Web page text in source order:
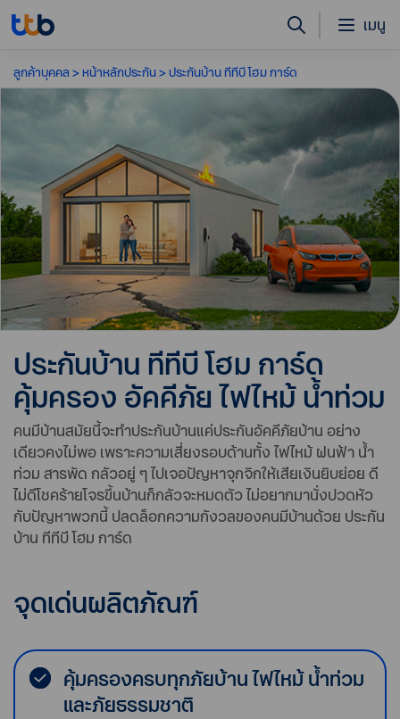
เมนู
ลูกค้าบุคคล หน้าหลักประกัน ประกันบ้าน ทีทีบี โฮม การ์ด
ประกันบ้าน ทีทีบี โฮม การ์ด
คุ้มครอง อัคคีภัย ไฟไหม้ น้ำท่วม
คนมีบ้านสมัยนี้จะทำประกันบ้านแค่ประกันอัคคีภัยบ้าน อย่าง
เดียวคงไม่พอ เพราะความเสี่ยงรอบด้านทั้ง ไฟไหม้ ฝนฟ้า น้ำ
ท่วม สารพัด กลัวอยู่ ๆ ไปเจอปัญหาจุกจิกให้เสียเงินยิบย่อย ดี
ไม่ดีโชคร้ายโจรขึ้นบ้านก็กลัวจะหมดตัว ไม่อยากมานั่งปวดหัว
กับปัญหาพวกนี้ ปลดล็อกความกังวลของคนมีบ้านด้วย ประกัน
บ้าน ทีทีบี โฮม การ์ด
จุดเด่นผลิตภัณฑ์
คุ้มครองครบทุกภัยบ้าน ไฟไหม้ น้ำท่วม
และภัยธรรมชาติ